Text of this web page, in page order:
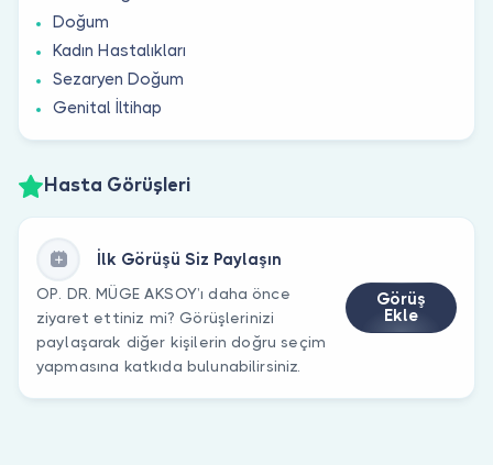
Doğum
Kadın Hastalıkları
Sezaryen Doğum
Genital İltihap
Hasta Görüşleri
İlk Görüşü Siz Paylaşın
OP. DR. MÜGE AKSOY’ı daha önce
ziyaret ettiniz mi? Görüşlerinizi
paylaşarak diğer kişilerin doğru seçim
yapmasına katkıda bulunabilirsiniz.
Görüş
Ekle